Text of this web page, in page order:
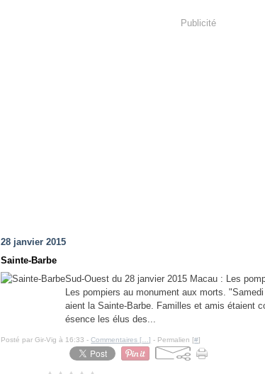
Publicité
28 janvier 2015
Sainte-Barbe
Sud-Ouest du 28 janvier 2015 Macau : Les
Les pompiers au monument aux morts.
aient la Sainte-Barbe. Familles et amis étaient
ésence les élus des...
Posté par Gir-Vig à 16:33 -Commentaires [ …] - Permalien [#]